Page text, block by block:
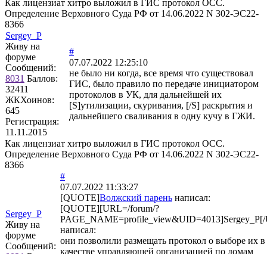
Как лицензиат хитро выложил в ГИС протокол ОСС.
Определение Верховного Суда РФ от 14.06.2022 N 302-ЭС22-
8366
Sergey_P
Живу на
форуме
Сообщений:
8031 Баллов:
32411
ЖКХоинов:
645
Регистрация:
11.11.2015
#
07.07.2022 12:25:10
не было ни когда, все время что существовал
ГИС, было правило по передаче инициатором
протоколов в УК, для дальнейшей их
[S]утилизации, скуривания, [/S] раскрытия и
дальнейшего сваливания в одну кучу в ГЖИ.
Как лицензиат хитро выложил в ГИС протокол ОСС.
Определение Верховного Суда РФ от 14.06.2022 N 302-ЭС22-
8366
Sergey_P
Живу на
форуме
Сообщений:
#
07.07.2022 11:33:27
[QUOTE]Волжский парень написал:
[QUOTE][URL=/forum/?
написал:
они позволили размещать протокол о выборе их в
качестве управляющей организацией по домам